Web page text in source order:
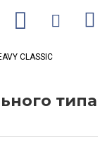
CLASSIC
типа